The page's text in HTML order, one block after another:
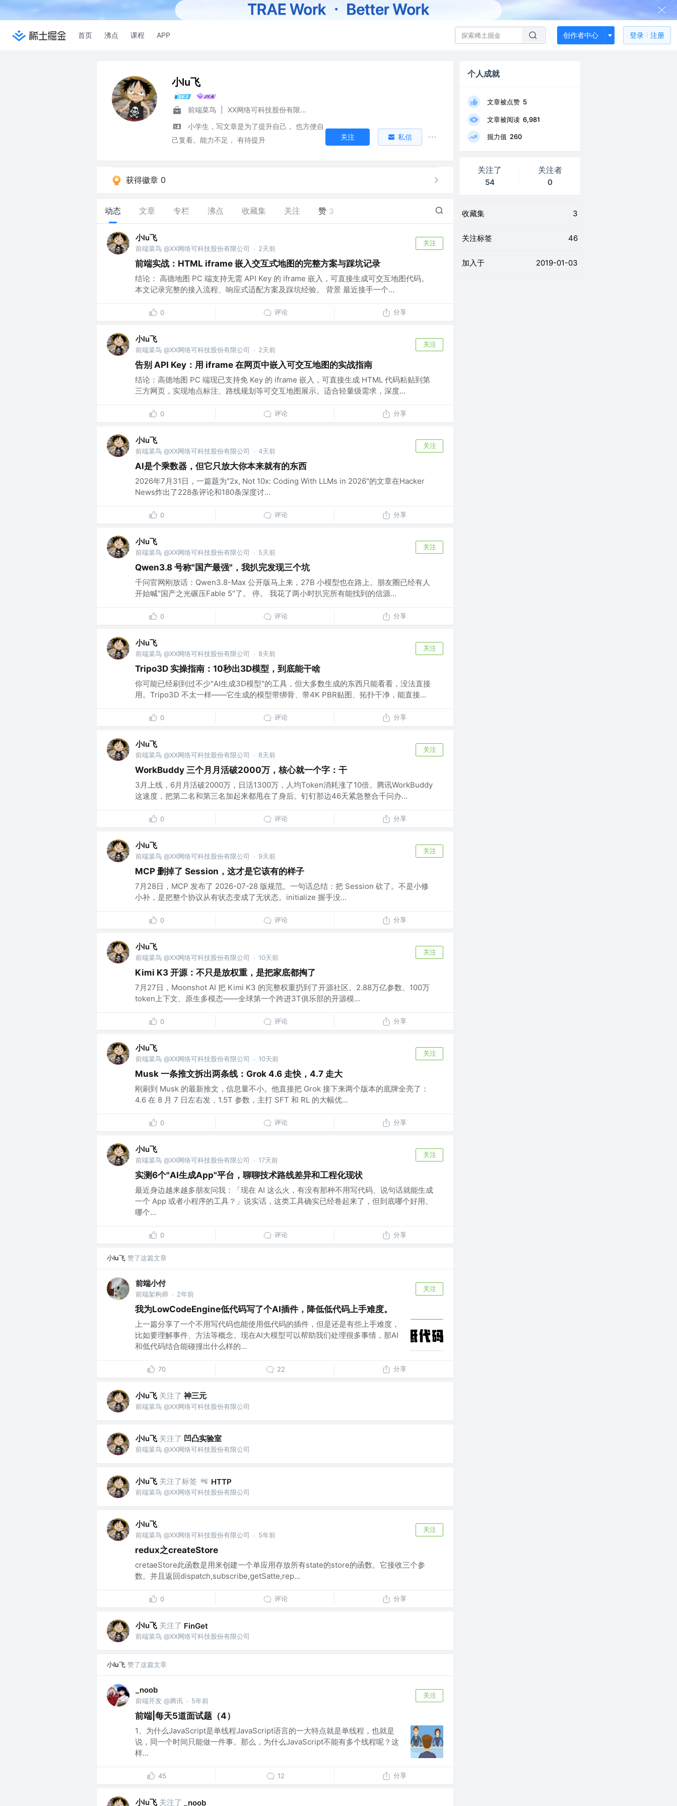
首页 沸点 课程 APP 创作者中心 登录 注册
小lu飞
前端菜鸟
XX网络可科技股份有限公司
小学生，写文章是为了提升自己， 也方便自
己复看。能力不足， 有待提升
关注 私信
获得徽章 0
动态 文章 专栏 沸点 收藏集 关注 赞 3
小lu飞
前端菜鸟 @XX网络可科技股份有限公司 · 2天前
关注
前端实战：HTML iframe 嵌入交互式地图的完整方案与踩坑记录
结论： 高德地图 PC 端支持无需 API Key 的 iframe 嵌入，可直接生成可交互地图代码。
本文记录完整的接入流程、响应式适配方案及踩坑经验。 背景 最近接手一个...
0 评论 分享
小lu飞
前端菜鸟 @XX网络可科技股份有限公司 · 2天前
关注
告别 API Key：用 iframe 在网页中嵌入可交互地图的实战指南
结论：高德地图 PC 端现已支持免 Key 的 iframe 嵌入，可直接生成 HTML 代码粘贴到第
三方网页，实现地点标注、路线规划等可交互地图展示。适合轻量级需求，深度...
0 评论 分享
小lu飞
前端菜鸟 @XX网络可科技股份有限公司 · 4天前
关注
AI是个乘数器，但它只放大你本来就有的东西
2026年7月31日，一篇题为"2x, Not 10x: Coding With LLMs in 2026"的文章在Hacker
News炸出了228条评论和180条深度讨...
0 评论 分享
小lu飞
前端菜鸟 @XX网络可科技股份有限公司 · 5天前
关注
Qwen3.8 号称"国产最强"，我扒完发现三个坑
千问官网刚放话：Qwen3.8-Max 公开版马上来，27B 小模型也在路上。朋友圈已经有人
开始喊"国产之光碾压Fable 5"了。 停。 我花了两小时扒完所有能找到的信源...
0 评论 分享
小lu飞
前端菜鸟 @XX网络可科技股份有限公司 · 8天前
关注
Tripo3D 实操指南：10秒出3D模型，到底能干啥
你可能已经刷到过不少"AI生成3D模型"的工具，但大多数生成的东西只能看看，没法直接
用。Tripo3D 不太一样——它生成的模型带绑骨、带4K PBR贴图、拓扑干净，能直接...
0 评论 分享
小lu飞
前端菜鸟 @XX网络可科技股份有限公司 · 8天前
关注
WorkBuddy 三个月月活破2000万，核心就一个字：干
3月上线，6月月活破2000万，日活1300万，人均Token消耗涨了10倍。腾讯WorkBuddy
这速度，把第二名和第三名加起来都甩在了身后。钉钉那边46天紧急整合千问办...
0 评论 分享
小lu飞
前端菜鸟 @XX网络可科技股份有限公司 · 9天前
关注
MCP 删掉了 Session，这才是它该有的样子
7月28日，MCP 发布了 2026-07-28 版规范。一句话总结：把 Session 砍了。不是小修
小补，是把整个协议从有状态变成了无状态。initialize 握手没...
0 评论 分享
小lu飞
前端菜鸟 @XX网络可科技股份有限公司 · 10天前
关注
Kimi K3 开源：不只是放权重，是把家底都掏了
7月27日，Moonshot AI 把 Kimi K3 的完整权重扔到了开源社区。2.88万亿参数、100万
token上下文、原生多模态——全球第一个跨进3T俱乐部的开源模...
0 评论 分享
小lu飞
前端菜鸟 @XX网络可科技股份有限公司 · 10天前
关注
Musk 一条推文拆出两条线：Grok 4.6 走快，4.7 走大
刚刷到 Musk 的最新推文，信息量不小。他直接把 Grok 接下来两个版本的底牌全亮了：
4.6 在 8 月 7 日左右发，1.5T 参数，主打 SFT 和 RL 的大幅优...
0 评论 分享
小lu飞
前端菜鸟 @XX网络可科技股份有限公司 · 17天前
关注
实测6个"AI生成App"平台，聊聊技术路线差异和工程化现状
最近身边越来越多朋友问我：「现在 AI 这么火，有没有那种不用写代码、说句话就能生成
一个 App 或者小程序的工具？」说实话，这类工具确实已经卷起来了，但到底哪个好用、
哪个...
0 评论 分享
小lu飞 赞了这篇文章
前端小付
前端架构师 · 2年前
关注
我为LowCodeEngine低代码写了个AI插件，降低低代码上手难度。
上一篇分享了一个不用写代码也能使用低代码的插件，但是还是有些上手难度，
比如要理解事件、方法等概念。现在AI大模型可以帮助我们处理很多事情，那AI
和低代码结合能碰撞出什么样的...
70 22 分享
小lu飞 关注了 神三元
前端菜鸟 @XX网络可科技股份有限公司
小lu飞 关注了 凹凸实验室
前端菜鸟 @XX网络可科技股份有限公司
小lu飞 关注了标签 HTTP
前端菜鸟 @XX网络可科技股份有限公司
小lu飞
前端菜鸟 @XX网络可科技股份有限公司 · 5年前
关注
redux之createStore
cretaeStore此函数是用来创建一个单应用存放所有state的store的函数。它接收三个参
数。并且返回dispatch,subscribe,getSatte,rep...
0 评论 分享
小lu飞 关注了 FinGet
前端菜鸟 @XX网络可科技股份有限公司
小lu飞 赞了这篇文章
_noob
前端开发 @腾讯 · 5年前
关注
前端|每天5道面试题（4）
1、为什么JavaScript是单线程JavaScript语言的一大特点就是单线程，也就是
说，同一个时间只能做一件事。那么，为什么JavaScript不能有多个线程呢？这
样...
45 12 分享
小lu飞 关注了 _noob
个人成就
文章被点赞 5
文章被阅读 6,981
掘力值 260
关注了
54
关注者
0
收藏集 3
关注标签 46
加入于 2019-01-03